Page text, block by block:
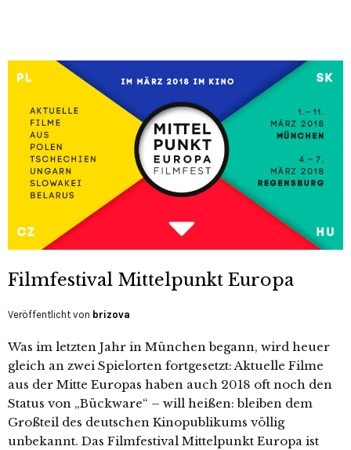
Filmfestival Mittelpunkt Europa
Veröffentlicht von brizova
Was im letzten Jahr in München begann, wird heuer
gleich an zwei Spielorten fortgesetzt: Aktuelle Filme
aus der Mitte Europas haben auch 2018 oft noch den
Status von „Bückware“ – will heißen: bleiben dem
Großteil des deutschen Kinopublikums völlig
unbekannt. Das Filmfestival Mittelpunkt Europa ist